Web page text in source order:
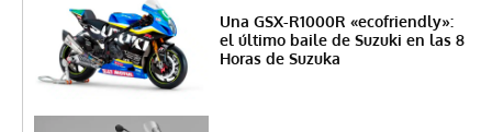
Una GSX-R1000R «ecofriendly»:
el último baile de Suzuki en las 8
Horas de Suzuka